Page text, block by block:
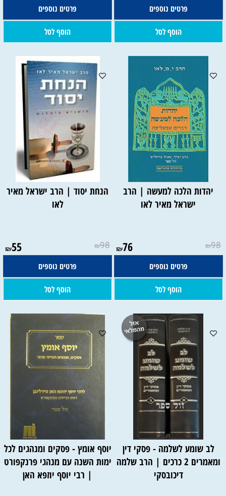
פרטים נוספים
הוסף לסל
פרטים נוספים
הוסף לסל
יהדות הלכה למעשה | הרב
ישראל מאיר לאו
₪98
₪76
פרטים נוספים
הוסף לסל
הנחת יסוד | הרב ישראל מאיר
לאו
₪98
₪55
פרטים נוספים
הוסף לסל
לב שומע לשלמה - פסקי דין
ומאמרים 2 כרכים | הרב שלמה
דיכובסקי
יוסף אומץ - פסקים ומנהגים לכל
ימות השנה עם מנהגי פרנקפורט
| רבי יוסף יוזפא האן